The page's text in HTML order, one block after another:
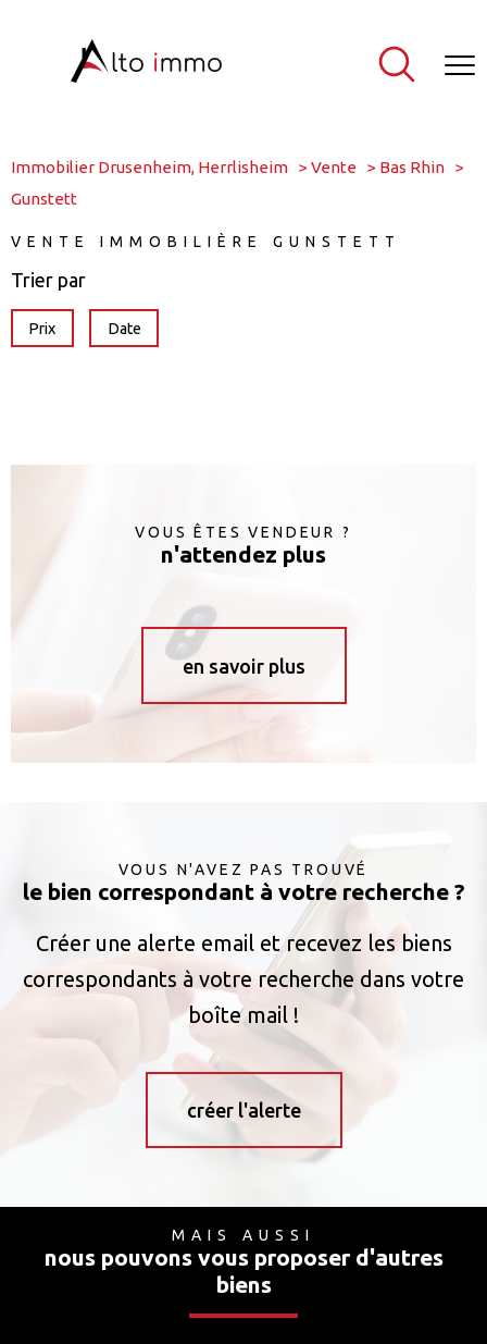
Immobilier Drusenheim, Herrlisheim Vente
Bas Rhin
Gunstett
VENTE IMMOBILIÈRE GUNSTETT
Trier par
Prix Date
VOUS ÊTES VENDEUR ?
n'attendez plus
en savoir plus
VOUS N'AVEZ PAS TROUVÉ
le bien correspondant à votre recherche ?
Créer une alerte email et recevez les biens
correspondants à votre recherche dans votre
boîte mail !
créer l'alerte
MAIS AUSSI
nous pouvons vous proposer d'autres
biens